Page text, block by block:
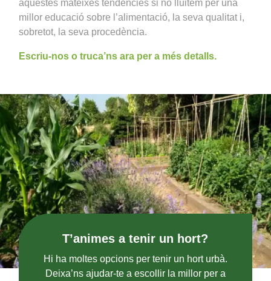
aquestes mateixes tendències si no lluitem per una
millor educació sobre l’alimentació, la seva qualitat i,
sobretot, la seva procedència.
Escriu-nos o truca’ns ara per a més detalls.
T’animes a tenir un hort?
Hi ha moltes opcions per tenir un hort urbà.
Deixa’ns ajudar-te a escollir la millor per a